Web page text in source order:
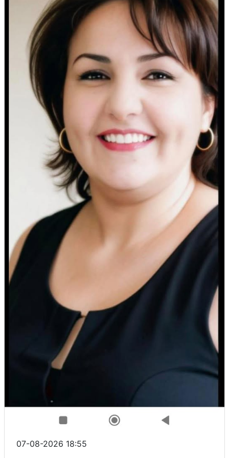
07-08-2026 18:55